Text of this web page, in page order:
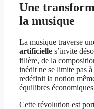
Une
la musique
La musique traverse
artificielle s’invite
filière, de la
inédit ne se limite pas
redéfinit la notion
équilibres
Cette révolution est